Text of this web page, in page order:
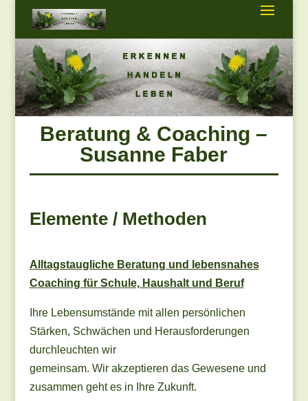
Beratung & Coaching –
Susanne Faber
Elemente / Methoden
Alltagstaugliche Beratung und lebensnahes
Coaching für Schule, Haushalt und Beruf
Ihre Lebensumstände mit allen persönlichen
Stärken, Schwächen und Herausforderungen
durchleuchten wir
gemeinsam. Wir akzeptieren das Gewesene und
zusammen geht es in Ihre Zukunft.